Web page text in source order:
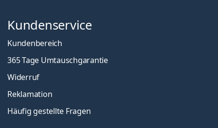
Kundenservice
Kundenbereich
365 Tage Umtauschgarantie
Widerruf
Reklamation
Häufig gestellte Fragen